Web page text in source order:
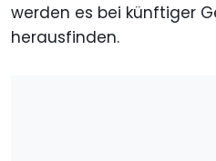
werden es bei künftiger
herausfinden.